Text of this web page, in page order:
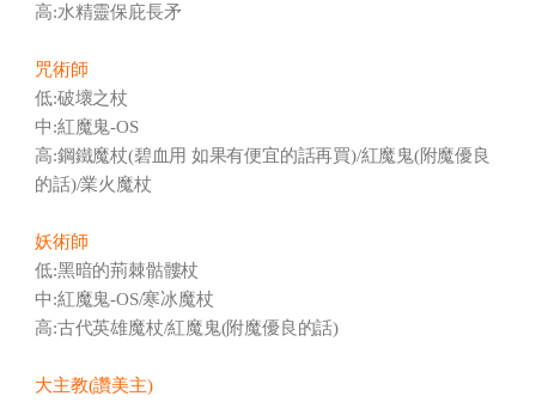
高:水精靈保庇長矛
咒術師
低:破壞之杖
中:紅魔鬼-OS
高:鋼鐵魔杖(碧血用 如果有便宜的話再買)/紅魔鬼(附魔優良
的話)/業火魔杖
妖術師
低:黑暗的荊棘骷髏杖
中:紅魔鬼-OS/寒冰魔杖
高:古代英雄魔杖/紅魔鬼(附魔優良的話)
大主教(讚美主)